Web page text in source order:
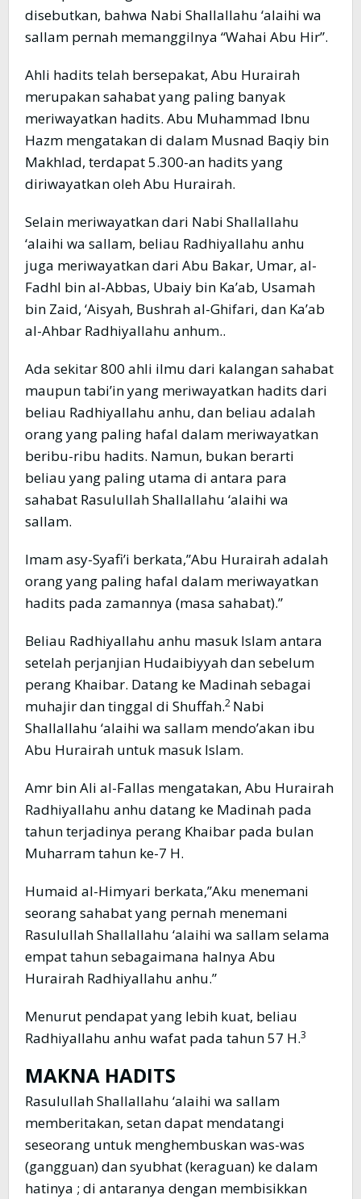
disebutkan, bahwa Nabi Shallallahu ‘alaihi wa
sallam pernah memanggilnya “Wahai Abu Hir”.
Ahli hadits telah bersepakat, Abu Hurairah
merupakan sahabat yang paling banyak
meriwayatkan hadits. Abu Muhammad Ibnu
Hazm mengatakan di dalam Musnad Baqiy bin
Makhlad, terdapat 5.300-an hadits yang
diriwayatkan oleh Abu Hurairah.
Selain meriwayatkan dari Nabi Shallallahu
‘alaihi wa sallam, beliau Radhiyallahu anhu
juga meriwayatkan dari Abu Bakar, Umar, al-
Fadhl bin al-Abbas, Ubaiy bin Ka’ab, Usamah
bin Zaid, ‘Aisyah, Bushrah al-Ghifari, dan Ka’ab
al-Ahbar Radhiyallahu anhum..
Ada sekitar 800 ahli ilmu dari kalangan sahabat
maupun tabi’in yang meriwayatkan hadits dari
beliau Radhiyallahu anhu, dan beliau adalah
orang yang paling hafal dalam meriwayatkan
beribu-ribu hadits. Namun, bukan berarti
beliau yang paling utama di antara para
sahabat Rasulullah Shallallahu ‘alaihi wa
sallam.
Imam asy-Syafi’i berkata,”Abu Hurairah adalah
orang yang paling hafal dalam meriwayatkan
hadits pada zamannya (masa sahabat).”
Beliau Radhiyallahu anhu masuk Islam antara
setelah perjanjian Hudaibiyyah dan sebelum
perang Khaibar. Datang ke Madinah sebagai
muhajir dan tinggal di Shuffah.2 Nabi
Shallallahu ‘alaihi wa sallam mendo’akan ibu
Abu Hurairah untuk masuk Islam.
Amr bin Ali al-Fallas mengatakan, Abu Hurairah
Radhiyallahu anhu datang ke Madinah pada
tahun terjadinya perang Khaibar pada bulan
Muharram tahun ke-7 H.
Humaid al-Himyari berkata,”Aku menemani
seorang sahabat yang pernah menemani
Rasulullah Shallallahu ‘alaihi wa sallam selama
empat tahun sebagaimana halnya Abu
Hurairah Radhiyallahu anhu.”
Menurut pendapat yang lebih kuat, beliau
Radhiyallahu anhu wafat pada tahun 57 H.3
MAKNA HADITS
Rasulullah Shallallahu ‘alaihi wa sallam
memberitakan, setan dapat mendatangi
seseorang untuk menghembuskan was-was
(gangguan) dan syubhat (keraguan) ke dalam
hatinya ; di antaranya dengan membisikkan